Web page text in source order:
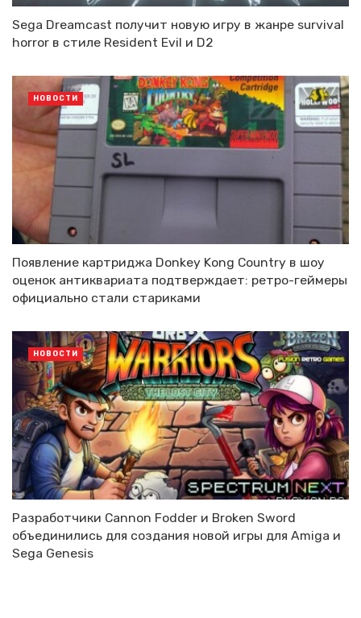
Sega Dreamcast получит новую игру в жанре survival
horror в стиле Resident Evil и D2
Появление картриджа Donkey Kong Country в шоу
оценок антиквариата подтверждает: ретро-геймеры
официально стали стариками
НОВОСТИ
Разработчики Cannon Fodder и Broken Sword
объединились для создания новой игры для Amiga и
Sega Genesis
НОВОСТИ